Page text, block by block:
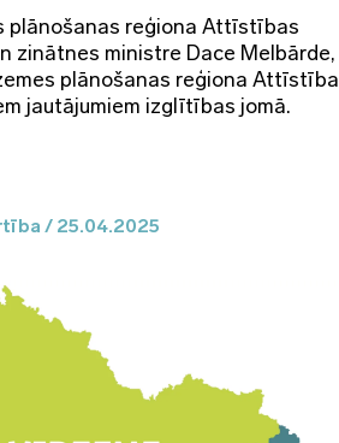
plānošanas reģiona Attīstības
zinātnes ministre Dace Melbārde,
plānošanas reģiona
jautājumiem izglītības jomā.
/ 25.04.2025